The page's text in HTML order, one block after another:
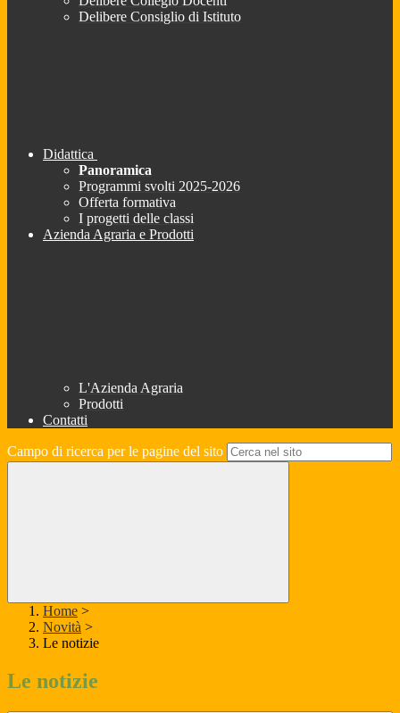
Delibere Consiglio di Istituto
Didattica
Panoramica
Programmi svolti 2025-2026
Offerta formativa
I progetti delle classi
Azienda Agraria e Prodotti
L'Azienda Agraria
Prodotti
Contatti
Campo di ricerca per le pagine del sito
Home >
Novità >
Le notizie
Le notizie